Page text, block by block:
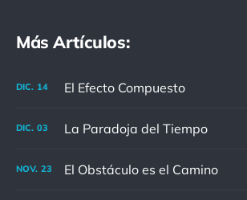
Más Artículos:
DIC. 14 El Efecto Compuesto
DIC. 03 La Paradoja del Tiempo
NOV. 23 El Obstáculo es el Camino